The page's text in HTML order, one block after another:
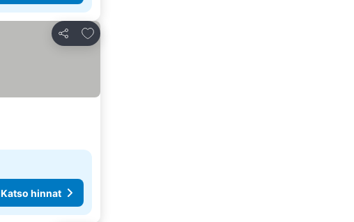
Jaa
Lisää suosikkeihin
Katso hinnat